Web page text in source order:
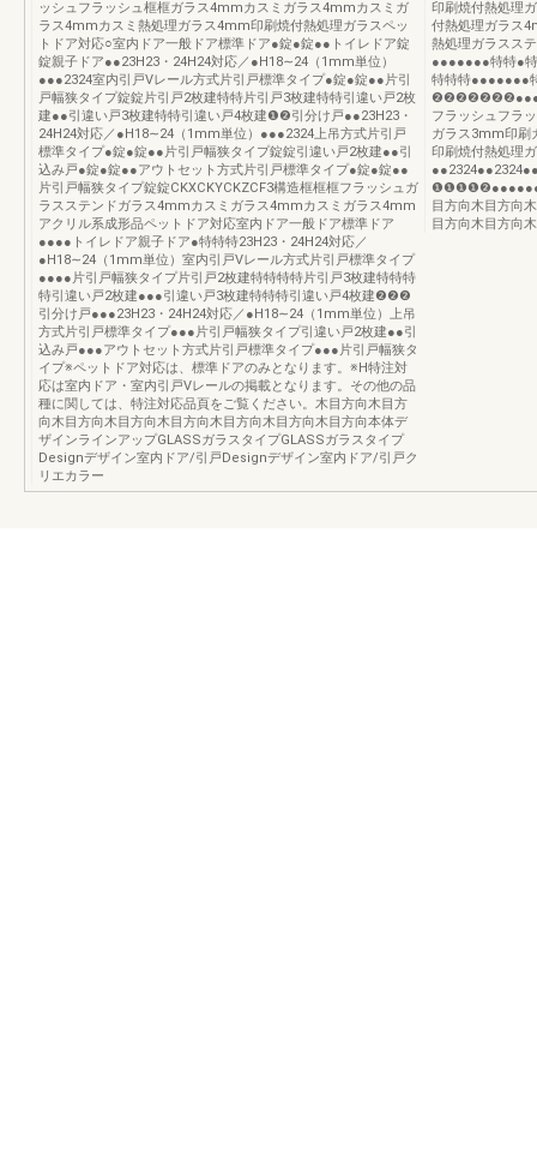
ッシュフラッシュ框框ガラス4mmカスミガラス4mmカスミガ
ラス4mmカスミ熱処理ガラス4mm印刷焼付熱処理ガラスペッ
トドア対応○室内ドア一般ドア標準ドア●錠●錠●●トイレドア錠
錠親子ドア●●23H23・24H24対応／●H18∼24（1mm単位）
●●●2324室内引戸Vレール方式片引戸標準タイプ●錠●錠●●片引
戸幅狭タイプ錠錠片引戸2枚建特特片引戸3枚建特特引違い戸2枚
建●●引違い戸3枚建特特引違い戸4枚建❶❷引分け戸●●23H23・
24H24対応／●H18∼24（1mm単位）●●●2324上吊方式片引戸
標準タイプ●錠●錠●●片引戸幅狭タイプ錠錠引違い戸2枚建●●引
込み戸●錠●錠●●アウトセット方式片引戸標準タイプ●錠●錠●●
片引戸幅狭タイプ錠錠CKXCKYCKZCF3構造框框框フラッシュガ
ラスステンドガラス4mmカスミガラス4mmカスミガラス4mm
アクリル系成形品ペットドア対応室内ドア一般ドア標準ドア
●●●●トイレドア親子ドア●特特特23H23・24H24対応／
●H18∼24（1mm単位）室内引戸Vレール方式片引戸標準タイプ
●●●●片引戸幅狭タイプ片引戸2枚建特特特特片引戸3枚建特特特
特引違い戸2枚建●●●引違い戸3枚建特特特引違い戸4枚建❷❷❷
引分け戸●●●23H23・24H24対応／●H18∼24（1mm単位）上吊
方式片引戸標準タイプ●●●片引戸幅狭タイプ引違い戸2枚建●●引
込み戸●●●アウトセット方式片引戸標準タイプ●●●片引戸幅狭タ
イプ※ペットドア対応は、標準ドアのみとなります。※H特注対
応は室内ドア・室内引戸Vレールの掲載となります。その他の品
種に関しては、特注対応品頁をご覧ください。木目方向木目方
向木目方向木目方向木目方向木目方向木目方向木目方向本体デ
ザインラインアップGLASSガラスタイプGLASSガラスタイプ
Designデザイン室内ドア/引戸Designデザイン室内ドア/引戸ク
リエカラー
印刷焼付熱処理
付熱処理ガラス
熱処理ガラスス
●●●●●●●特特●
特特特●●●●●●●
フラッシュフラ
ガラス3mm印刷
印刷焼付熱処理
目方向木目方向
目方向木目方向